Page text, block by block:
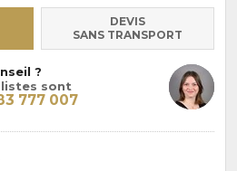
DEVIS
SANS TRANSPORT
?
sont
777 007